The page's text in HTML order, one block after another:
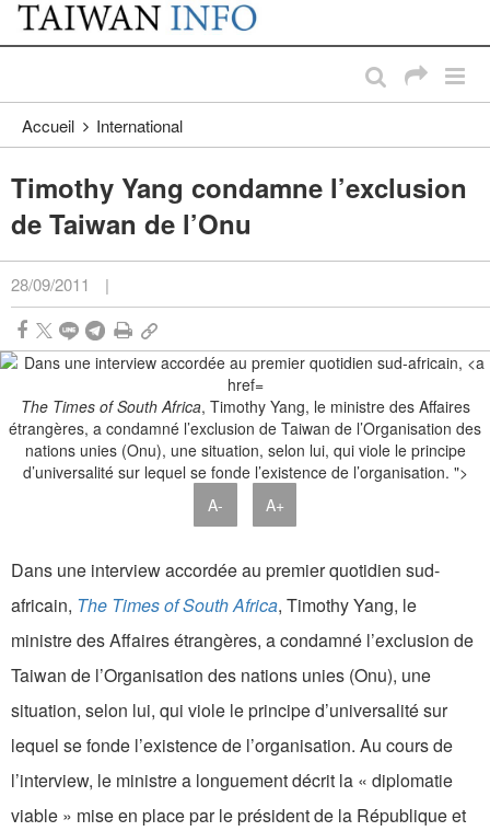
Passer au contenu principal
:::
Accueil International
Timothy Yang condamne l’exclusion
de Taiwan de l’Onu
28/09/2011 |
The Times of South Africa, Timothy Yang, le ministre des Affaires
étrangères, a condamné l’exclusion de Taiwan de l’Organisation des
nations unies (Onu), une situation, selon lui, qui viole le principe
d’universalité sur lequel se fonde l’existence de l’organisation. ">
A-
A+
Dans une interview accordée au premier quotidien sud-
africain, The Times of South Africa, Timothy Yang, le
ministre des Affaires étrangères, a condamné l’exclusion de
Taiwan de l’Organisation des nations unies (Onu), une
situation, selon lui, qui viole le principe d’universalité sur
lequel se fonde l’existence de l’organisation. Au cours de
l’interview, le ministre a longuement décrit la « diplomatie
viable » mise en place par le président de la République et